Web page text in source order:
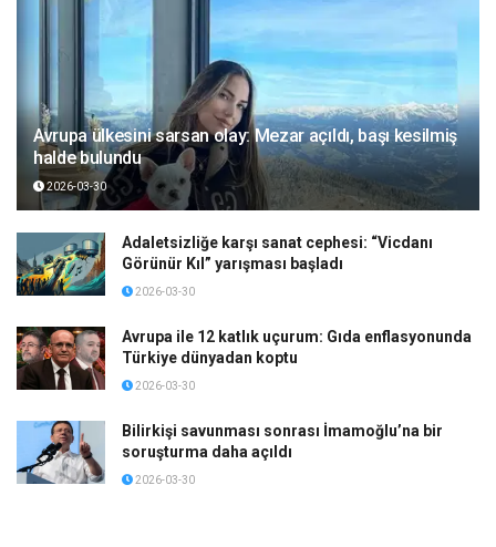
Avrupa ülkesini sarsan olay: Mezar açıldı, başı kesilmiş
halde bulundu
2026-03-30
Adaletsizliğe karşı sanat cephesi: “Vicdanı
Görünür Kıl” yarışması başladı
2026-03-30
Avrupa ile 12 katlık uçurum: Gıda enflasyonunda
Türkiye dünyadan koptu
2026-03-30
Bilirkişi savunması sonrası İmamoğlu’na bir
soruşturma daha açıldı
2026-03-30